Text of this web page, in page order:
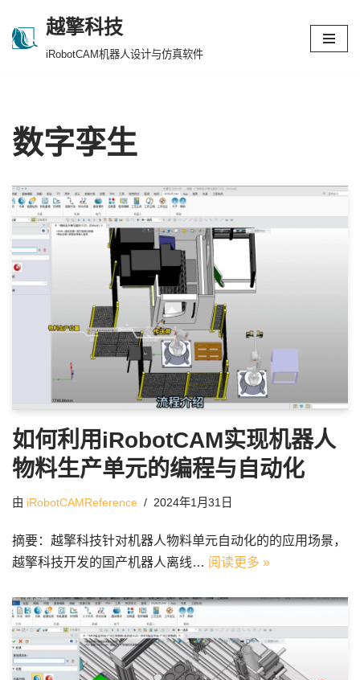
跳
越擎科技
iRobotCAM机器人设计与仿真软件
数字孪生
如何利用iRobotCAM实现机器人
物料生产单元的编程与自动化
由 iRobotCAMReference 2024年1月31日
摘要：越擎科技针对机器人物料单元自动化的的应用场景，
越擎科技开发的国产机器人离线… 阅读更多 »